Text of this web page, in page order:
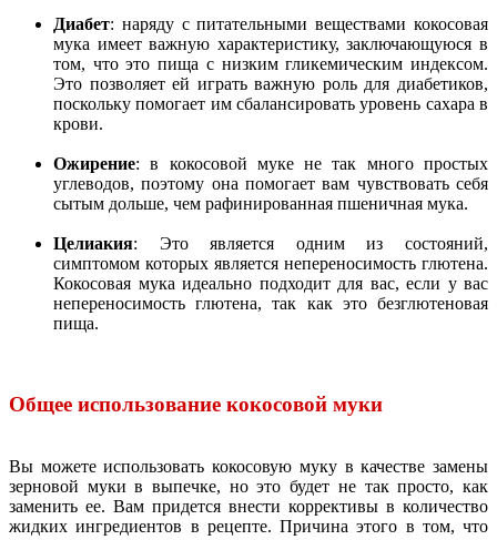
Диабет: наряду с питательными веществами кокосовая
мука имеет важную характеристику, заключающуюся в
том, что это пища с низким гликемическим индексом.
Это позволяет ей играть важную роль для диабетиков,
поскольку помогает им сбалансировать уровень сахара в
крови.
Ожирение: в кокосовой муке не так много простых
углеводов, поэтому она помогает вам чувствовать себя
сытым дольше, чем рафинированная пшеничная мука.
Целиакия: Это является одним из состояний,
симптомом которых является непереносимость глютена.
Кокосовая мука идеально подходит для вас, если у вас
непереносимость глютена, так как это безглютеновая
пища.
Общее использование кокосовой муки
Вы можете использовать кокосовую муку в качестве замены
зерновой муки в выпечке, но это будет не так просто, как
заменить ее. Вам придется внести коррективы в количество
жидких ингредиентов в рецепте. Причина этого в том, что